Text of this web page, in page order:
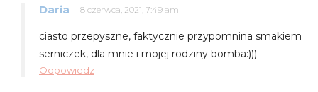
Daria 8 czerwca, 2021, 7:49 am
ciasto przepyszne, faktycznie przypomnina smakiem
serniczek, dla mnie i mojej rodziny bomba:)))
Odpowiedz